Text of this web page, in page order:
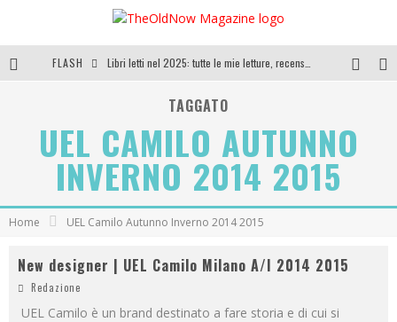
FLASH
SEE YOU AT 5 | Chanel
Anya Taylor-Joy, Jisoo e Willow Smith protagoniste della nuova campagna Dior Addict
TAGGATO
UEL CAMILO AUTUNNO
INVERNO 2014 2015
Home UEL Camilo Autunno Inverno 2014 2015
New designer | UEL Camilo Milano A/I 2014 2015
Redazione
UEL Camilo è un brand destinato a fare storia e di cui si